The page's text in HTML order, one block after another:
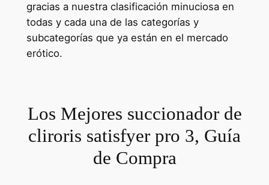
gracias a nuestra clasificación minuciosa en
todas y cada una de las categorías y
subcategorías que ya están en el mercado
erótico.
Los Mejores succionador de
cliroris satisfyer pro 3, Guía
de Compra